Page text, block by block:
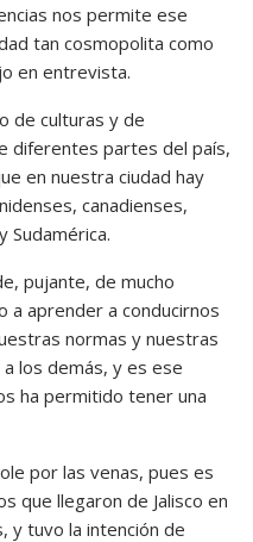
nos permite ese
tan cosmopolita como
en entrevista.
de culturas y de
diferentes partes del país,
en nuestra ciudad hay
canadienses,
Sudamérica.
pujante, de mucho
a aprender a conducirnos
normas y nuestras
los demás, y es ese
ha permitido tener una
por las venas, pues es
que llegaron de Jalisco en
y tuvo la intención de